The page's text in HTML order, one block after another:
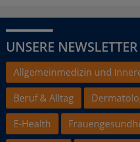
UNSERE NEWSLETTER
Allgemeinmedizin und
Beruf & Alltag
E-Health